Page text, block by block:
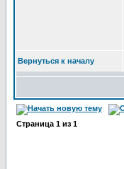
Вернуться к началу
Страница 1 из 1